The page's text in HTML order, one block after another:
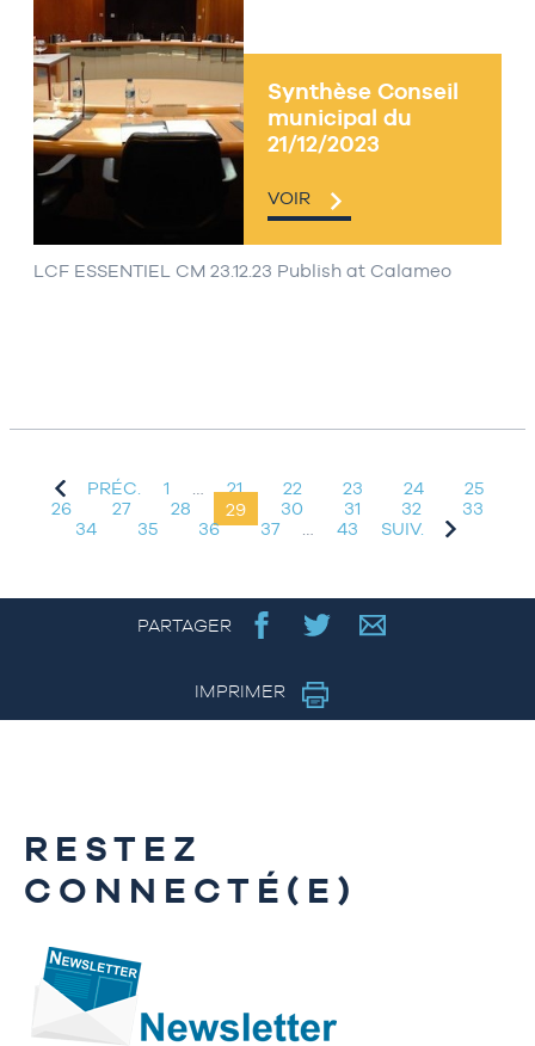
Synthèse Conseil
municipal du
21/12/2023
VOIR
LCF ESSENTIEL CM 23.12.23 Publish at Calameo
PRÉC. 1 … 21 22 23 24
25
26
27 28 29 30 31 32
33
34
35 36 37 … 43 SUIV.
PARTAGER
IMPRIMER
RESTEZ
CONNECTÉ(E)